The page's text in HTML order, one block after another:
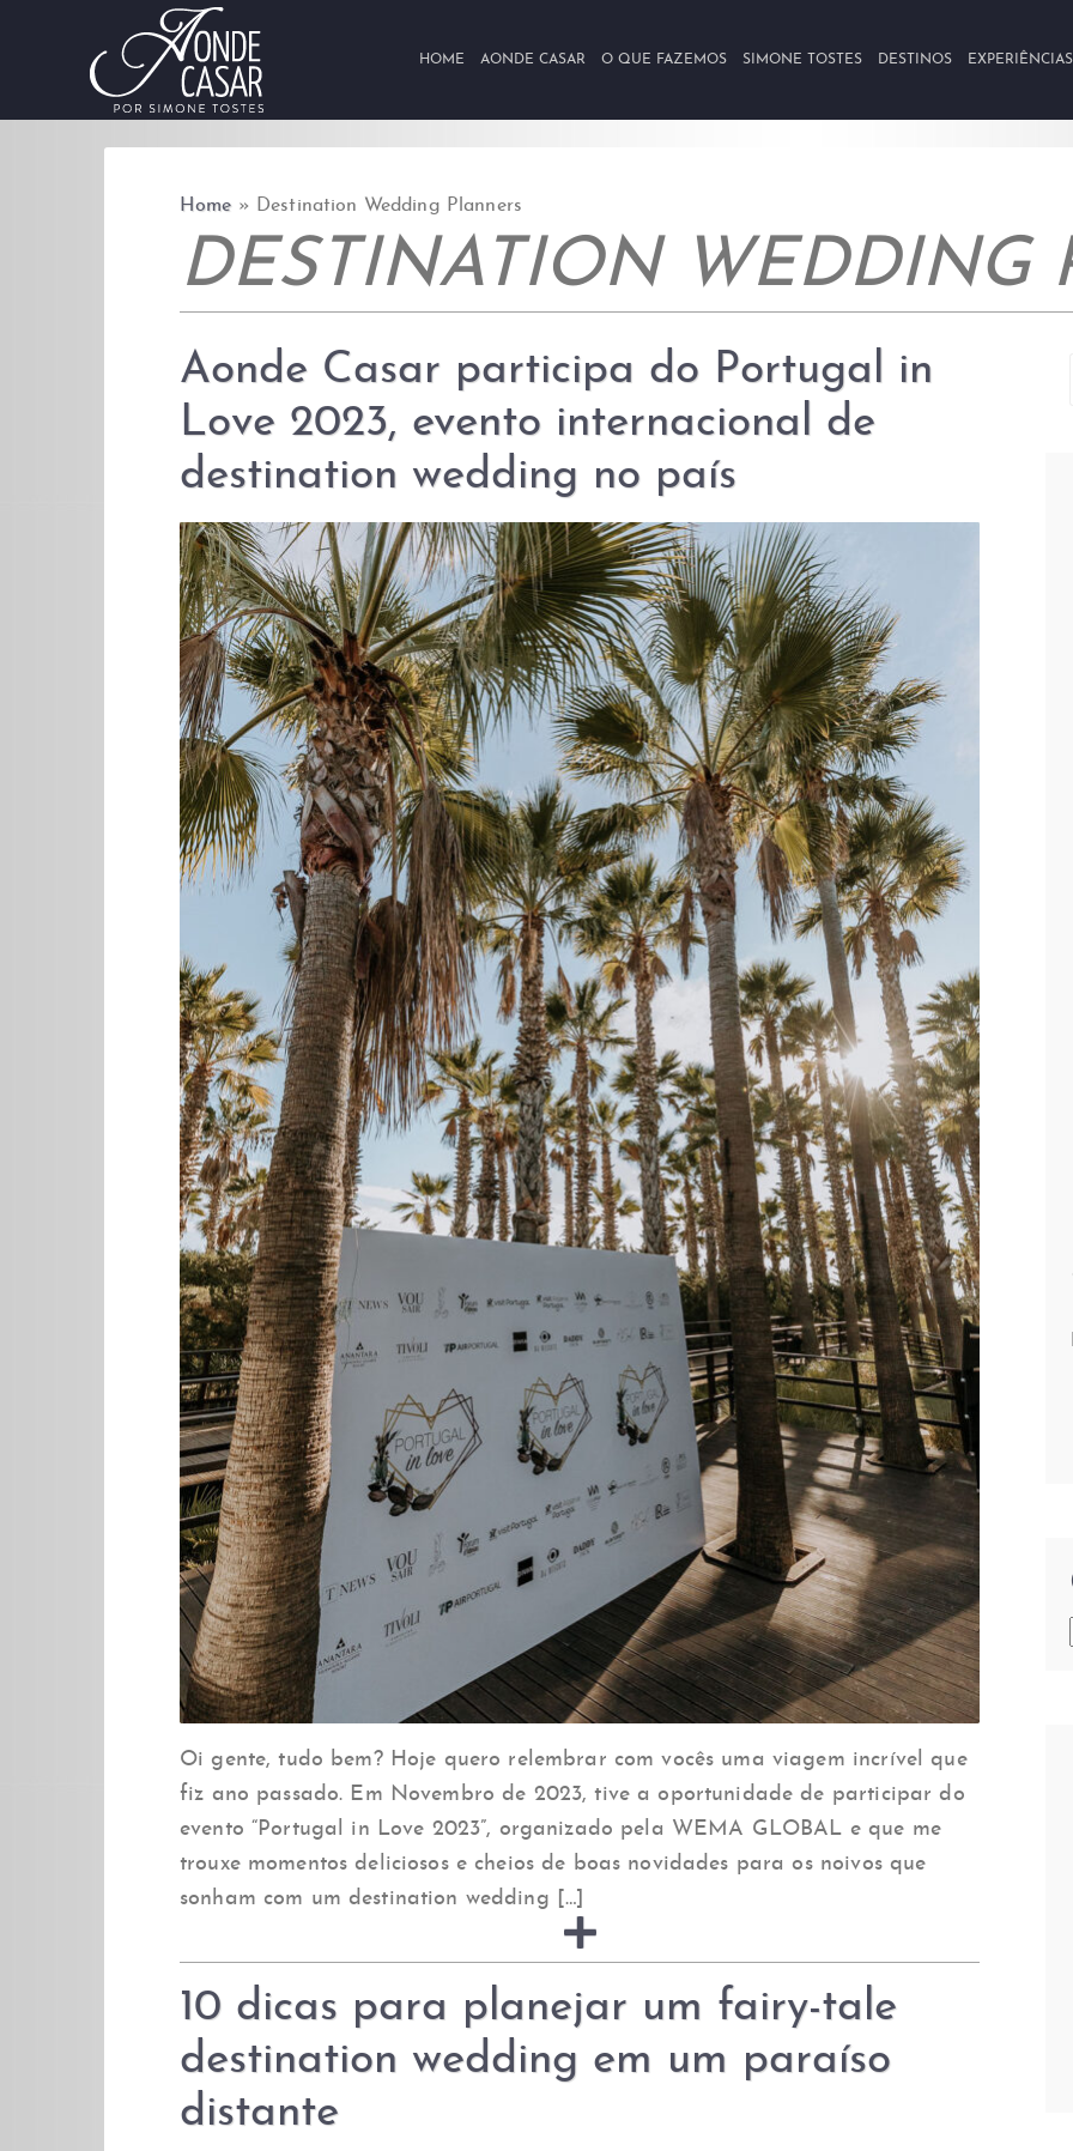
HOME AONDE CASAR O QUE FAZEMOS SIMONE TOSTES DESTINOS EXPERIÊNCIAS
Home » Destination Wedding Planners
DESTINATION WEDDING
Aonde Casar participa do Portugal in
Love 2023, evento internacional de
destination wedding no país
Oi gente, tudo bem? Hoje quero relembrar com vocês uma viagem incrível que
fiz ano passado. Em Novembro de 2023, tive a oportunidade de participar do
evento “Portugal in Love 2023”, organizado pela WEMA GLOBAL e que me
trouxe momentos deliciosos e cheios de boas novidades para os noivos que
sonham com um destination wedding […]
10 dicas para planejar um fairy-tale
destination wedding em um paraíso
distante